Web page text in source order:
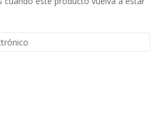
clásico Trodat quantity